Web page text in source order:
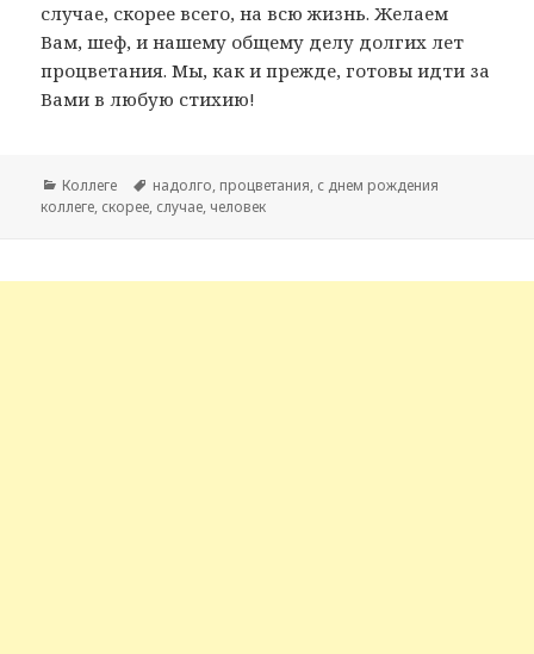
случае, скорее всего, на всю жизнь. Желаем
Вам, шеф, и нашему общему делу долгих лет
процветания. Мы, как и прежде, готовы идти за
Вами в любую стихию!
Рубрики
Коллеге Метки
надолго, процветания, с днем рождения
коллеге, скорее, случае, человек